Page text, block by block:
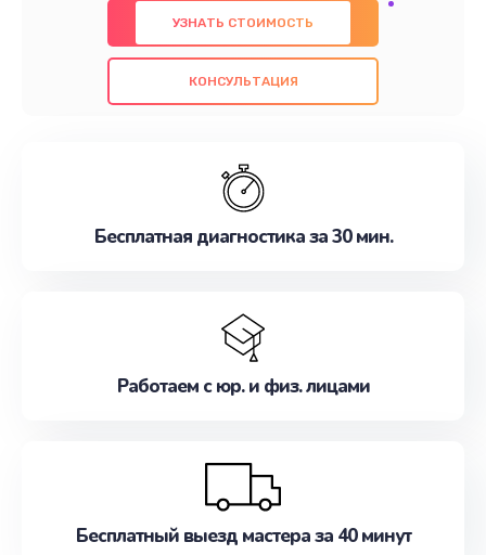
использованием оригинальных компонентов, а
также гарантируем качество всех
проведенных работ. Наша цель - предоставить
наилучшим образом. Не медлите записаться на
УЗНАТЬ СТОИМОСТЬ
КОНСУЛЬТАЦИЯ
Бесплатная диагностика за 30 мин.
Работаем с юр. и физ. лицами
Бесплатный выезд мастера за 40 минут